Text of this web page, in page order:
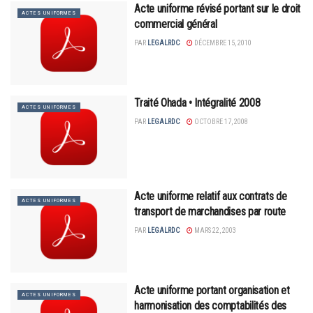
ACTES UNIFORMES
Acte uniforme révisé portant sur le droit
commercial général
PAR LEGALRDC DÉCEMBRE 15, 2010
ACTES UNIFORMES Traité Ohada • Intégralité 2008
PAR LEGALRDC OCTOBRE 17, 2008
ACTES UNIFORMES
Acte uniforme relatif aux contrats de
transport de marchandises par route
PAR LEGALRDC MARS 22, 2003
ACTES UNIFORMES
Acte uniforme portant organisation et
harmonisation des comptabilités des